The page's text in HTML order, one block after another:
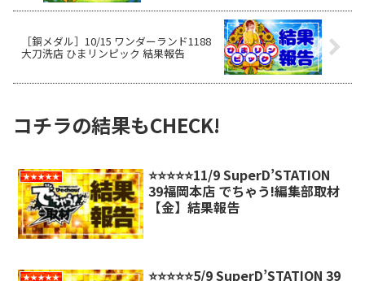
［銅メダル］10/15 ワンダーランド1188
大刀洗店 ひまリンピック 結果報告
コチラの結果もCHECK!
★★★★★
⭐️⭐️⭐️⭐️⭐️11/9 SuperD’STATION
39福岡本店 でちゃう!編集部取材
【金】結果報告
★★★★★
⭐️⭐️⭐️⭐️⭐️5/9 SuperD’STATION 39